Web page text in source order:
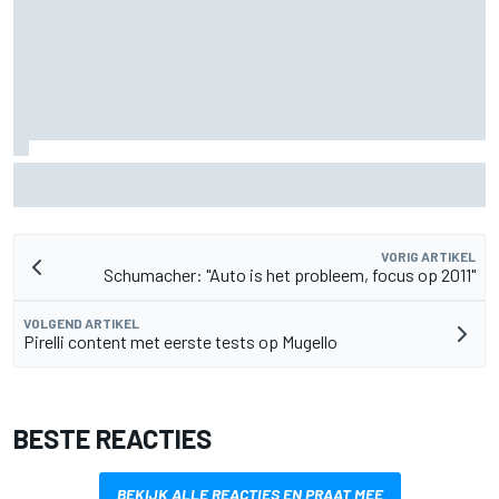
VORIG ARTIKEL
Schumacher: "Auto is het probleem, focus op 2011"
VOLGEND ARTIKEL
Pirelli content met eerste tests op Mugello
BESTE REACTIES
BEKIJK ALLE REACTIES EN PRAAT MEE